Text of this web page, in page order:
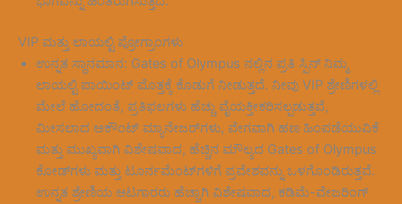
VIP ಮತ್ತು ಲಾಯಲ್ಟಿ ಪ್ರೋಗ್ರಾಂಗಳು
ಉನ್ನತ ಸ್ಥಾನಮಾನ: Gates of Olympus ನಲ್ಲಿನ ಪ್ರತಿ ಸ್ಪಿನ್ ನಿಮ್ಮ
ಲಾಯಲ್ಟಿ ಪಾಯಿಂಟ್ ಮೊತ್ತಕ್ಕೆ ಕೊಡುಗೆ ನೀಡುತ್ತದೆ. ನೀವು VIP ಶ್ರೇಣಿಗಳಲ್ಲಿ
ಮೇಲೆ ಹೋದಂತೆ, ಪ್ರತಿಫಲಗಳು ಹೆಚ್ಚು ವೈಯಕ್ತೀಕರಿಸಲ್ಪಡುತ್ತವೆ,
ಮೀಸಲಾದ ಅಕೌಂಟ್ ಮ್ಯಾನೇಜರ್‌ಗಳು, ವೇಗವಾಗಿ ಹಣ ಹಿಂಪಡೆಯುವಿಕೆ
ಮತ್ತು ಮುಖ್ಯವಾಗಿ ವಿಶೇಷವಾದ, ಹೆಚ್ಚಿನ ಮೌಲ್ಯದ Gates of Olympus
ಕೋಡ್‌ಗಳು ಮತ್ತು ಟೂರ್ನಮೆಂಟ್‌ಗಳಿಗೆ ಪ್ರವೇಶವನ್ನು ಒಳಗೊಂಡಿರುತ್ತವೆ.
ಉನ್ನತ ಶ್ರೇಣಿಯ ಆಟಗಾರರು ಹೆಚ್ಚಾಗಿ ವಿಶೇಷವಾದ, ಕಡಿಮೆ-ವೇಜರಿಂಗ್